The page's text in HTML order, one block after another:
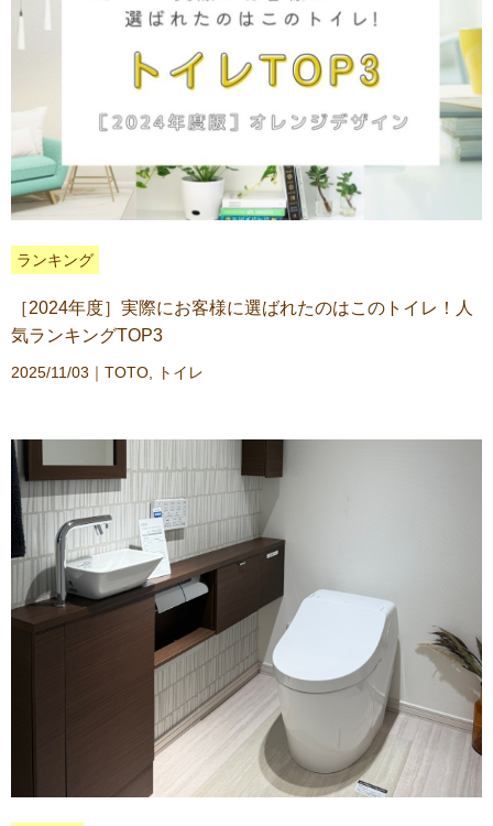
ランキング
［2024年度］実際にお客様に選ばれたのはこのトイレ！人
気ランキングTOP3
2025/11/03｜ TOTO トイレ